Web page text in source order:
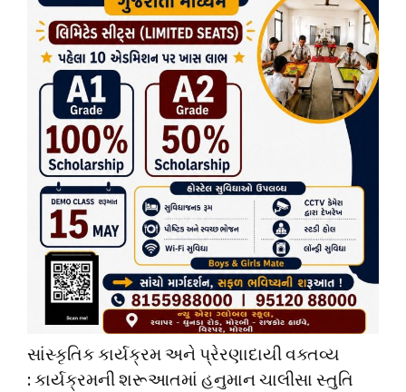
સાંસ્કૃતિક કાર્યક્રમ અને પ્રેરણાદાયી વક્તવ્ય
: કાર્યક્રમની શરૂઆતમાં હનુમાન ચાલીસા સ્તુતિ